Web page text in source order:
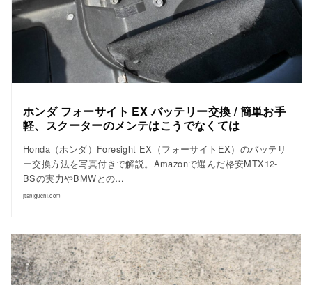
ホンダ フォーサイト EX バッテリー交換 / 簡単お手
軽、スクーターのメンテはこうでなくては
Honda（ホンダ）Foresight EX（フォーサイトEX）のバッテリ
ー交換方法を写真付きで解説。Amazonで選んだ格安MTX12-
BSの実力やBMWとの…
jtaniguchi.com